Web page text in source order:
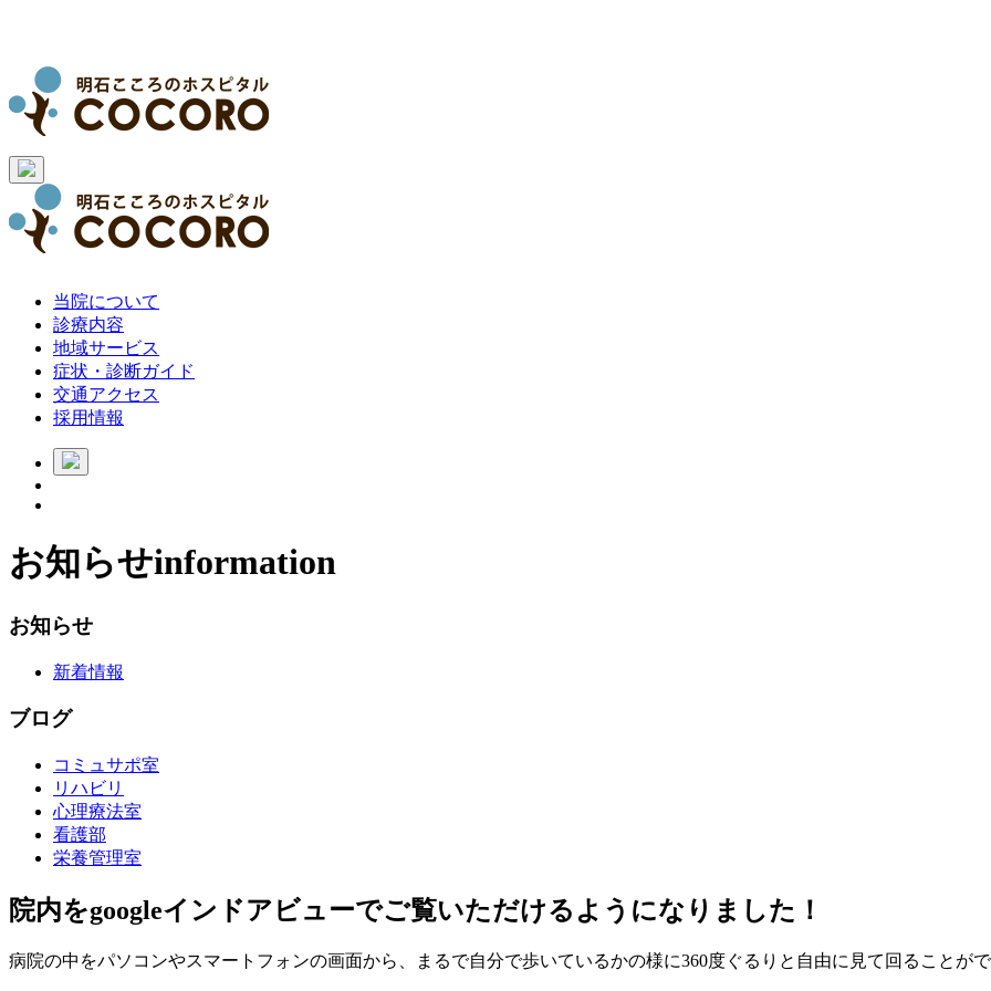
当院について
診療内容
地域サービス
症状・診断ガイド
交通アクセス
採用情報
お知らせinformation
お知らせ
新着情報
ブログ
コミュサポ室
リハビリ
心理療法室
看護部
栄養管理室
院内をgoogleインドアビューでご覧いただけるようになりました！
病院の中をパソコンやスマートフォンの画面から、まるで自分で歩いているかの様に360度ぐるりと自由に見て回ることがで